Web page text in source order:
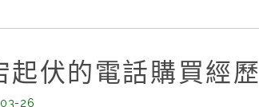
起伏的電話購買經歷
26